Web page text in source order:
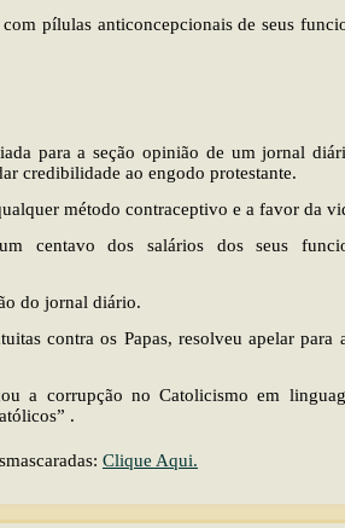
com pílulas anticoncepcionais de seus
para a seção opinião de um jornal
credibilidade ao engodo protestante.
método contraceptivo e a favor da
centavo dos salários dos seus
do jornal diário.
contra os Papas, resolveu apelar para
a corrupção no Catolicismo em
.
Clique Aqui.